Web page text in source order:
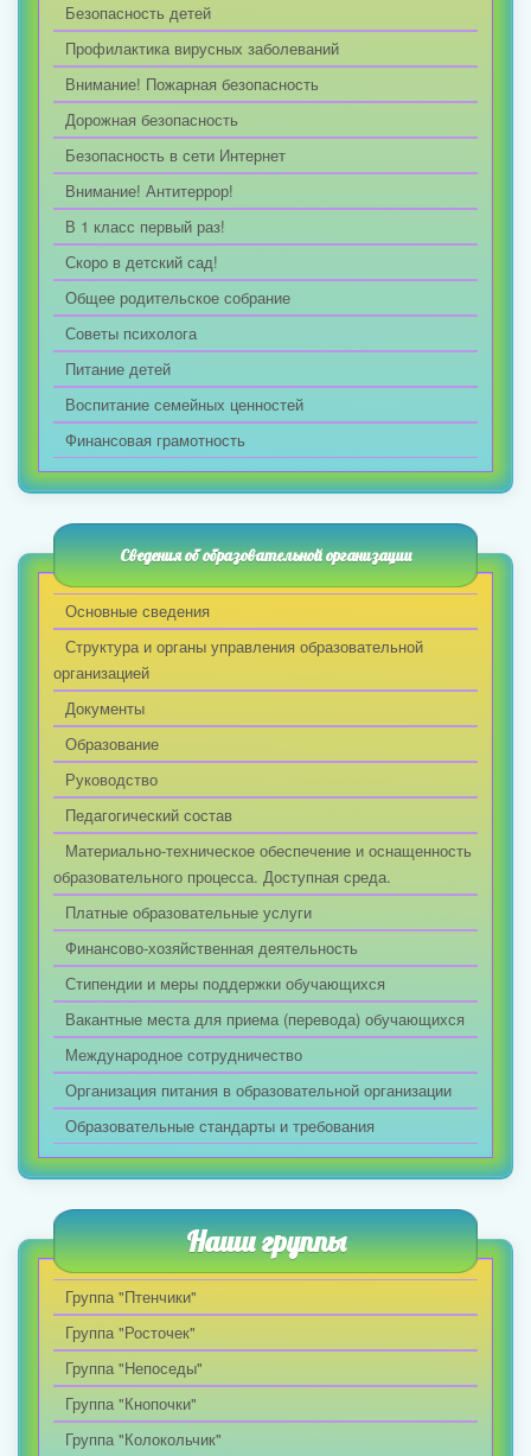
Безопасность детей
Профилактика вирусных заболеваний
Внимание! Пожарная безопасность
Дорожная безопасность
Безопасность в сети Интернет
Внимание! Антитеррор!
В 1 класс первый раз!
Скоро в детский сад!
Общее родительское собрание
Советы психолога
Питание детей
Воспитание семейных ценностей
Финансовая грамотность
Сведения об образовательной организации
Основные сведения
Структура и органы управления образовательной
организацией
Документы
Образование
Руководство
Педагогический состав
Материально-техническое обеспечение и оснащенность
образовательного процесса. Доступная среда.
Платные образовательные услуги
Финансово-хозяйственная деятельность
Стипендии и меры поддержки обучающихся
Вакантные места для приема (перевода) обучающихся
Международное сотрудничество
Организация питания в образовательной организации
Образовательные стандарты и требования
Наши группы
Группа "Птенчики"
Группа "Росточек"
Группа "Непоседы"
Группа "Кнопочки"
Группа "Колокольчик"